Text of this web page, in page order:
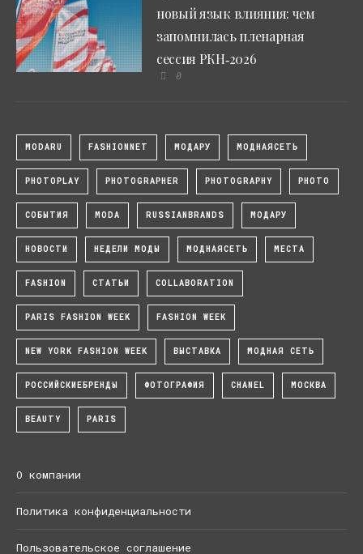
новый язык влияния: чем
запомнилась пленарная
сессия РКН‑2026
0
MODARU FASHIONNET МОДАРУ МОДНАЯСЕТЬ
PHOTOPLAY PHOTOGRAPHER PHOTOGRAPHY PHOTO
СОБЫТИЯ MODA RUSSIANBRANDS МОДАРУ
НОВОСТИ НЕДЕЛИ МОДЫ МОДНАЯСЕТЬ МЕСТА
FASHION СТАТЬИ COLLABORATION
PARIS FASHION WEEK FASHION WEEK
NEW YORK FASHION WEEK ВЫСТАВКА МОДНАЯ СЕТЬ
РОССИЙСКИЕБРЕНДЫ ФОТОГРАФИЯ CHANEL МОСКВА
BEAUTY PARIS
О компании
Политика конфиденциальности
Пользовательское соглашение